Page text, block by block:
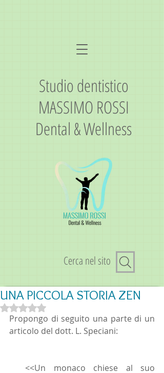
Studio dentistico
MASSIMO ROSSI
Dental & Wellness
Cerca nel sito
UNA PICCOLA STORIA ZEN
Valutazione NaN stelle su 5.
Propongo di seguito una parte di un
articolo del dott. L. Speciani: